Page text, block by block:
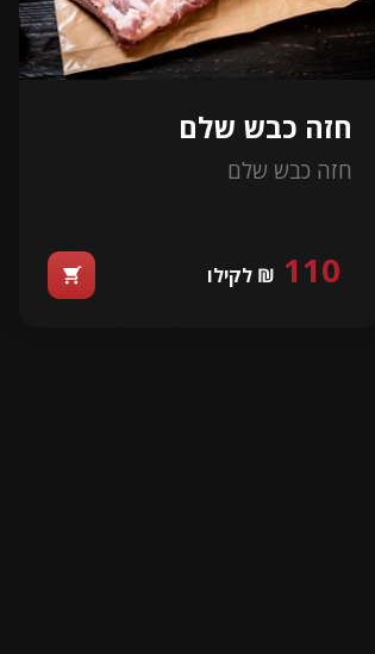
חזה כבש שלם
חזה כבש שלם
110 ₪ לקילו shopping_cart